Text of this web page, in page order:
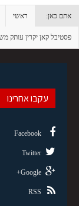
אתם כאן: ראשי
פסטיבל קאן יקרין עותק משוחזר של
עקבו אחרינו
Facebook
Twitter
Google+
RSS